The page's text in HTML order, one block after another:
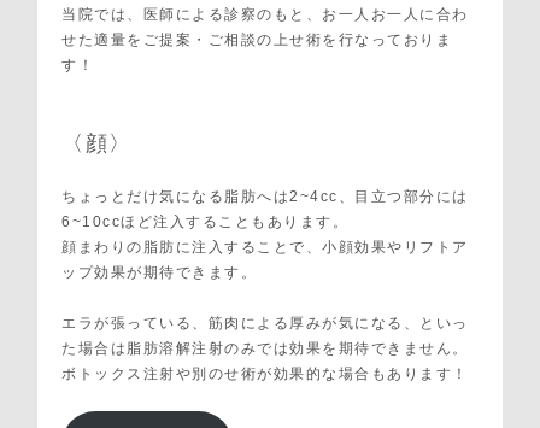
当院では、医師による診察のもと、お一人お一人に合わ
せた適量をご提案・ご相談の上せ術を行なっておりま
す！
〈顔〉
ちょっとだけ気になる脂肪へは2~4cc、目立つ部分には
6~10ccほど注入することもあります。
顔まわりの脂肪に注入することで、小顔効果やリフトア
ップ効果が期待できます。
エラが張っている、筋肉による厚みが気になる、といっ
た場合は脂肪溶解注射のみでは効果を期待できません。
ボトックス注射や別のせ術が効果的な場合もあります！